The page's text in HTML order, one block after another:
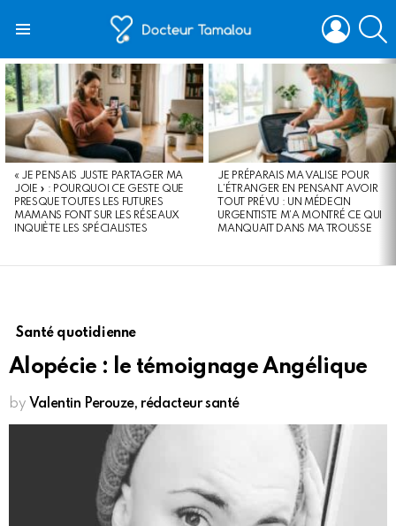
LOGIN
LATEST
STORIES
« JE PENSAIS JUSTE PARTAGER MA
JOIE » : POURQUOI CE GESTE QUE
PRESQUE TOUTES LES FUTURES
MAMANS FONT SUR LES RÉSEAUX
INQUIÈTE LES SPÉCIALISTES
JE PRÉPARAIS MA VALISE POUR
L’ÉTRANGER EN PENSANT AVOIR
TOUT PRÉVU : UN MÉDECIN
URGENTISTE M’A MONTRÉ CE QUI
MANQUAIT DANS MA TROUSSE
Santé quotidienne
Alopécie : le témoignage Angélique
by Valentin Perouze, rédacteur santé